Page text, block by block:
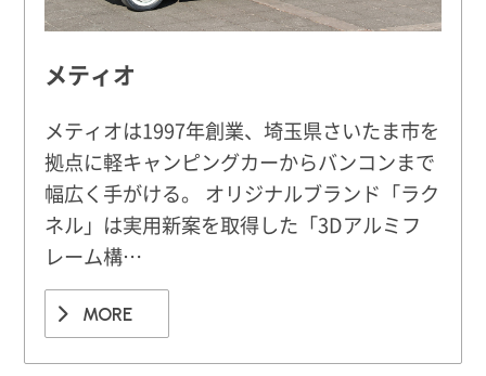
メティオ
メティオは1997年創業、埼玉県さいたま市を
拠点に軽キャンピングカーからバンコンまで
幅広く手がける。 オリジナルブランド「ラク
ネル」は実用新案を取得した「3Dアルミフ
レーム構…
MORE